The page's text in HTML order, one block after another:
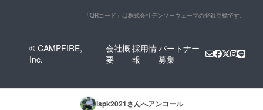
「QRコード」は株式会社デンソーウェーブの登録商標です。
© CAMPFIRE,
Inc.
会社概
要
採用情
報
パートナー
募集
ispk2021さんへアンコール